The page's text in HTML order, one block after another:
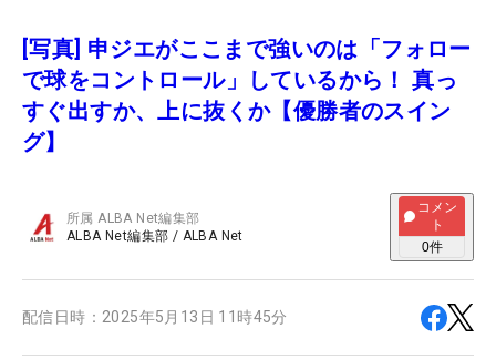
[写真] 申ジエがここまで強いのは「フォロー
で球をコントロール」しているから！ 真っ
すぐ出すか、上に抜くか【優勝者のスイン
グ】
所属ALBA Net編集部
ALBA Net編集部 / ALBA Net
コメン
ト
0件
配信日時： 2025年5月13日 11時45分